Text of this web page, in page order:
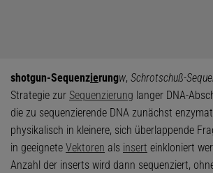
shotgun-Sequenzierungw, Schrotschuß-
Strategie zur Sequenzierung langer DNA-
die zu sequenzierende DNA zunächst
physikalisch in kleinere, sich überlappende
in geeignete Vektoren als insert einkloniert
Anzahl der inserts wird dann sequenziert,